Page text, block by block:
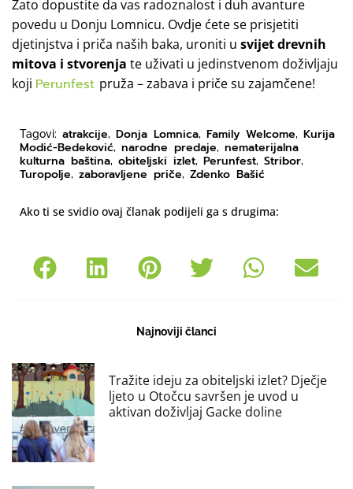
Zato dopustite da vas radoznalost i duh avanture
povedu u Donju Lomnicu. Ovdje ćete se prisjetiti
djetinjstva i priča naših baka, uroniti u svijet drevnih
mitova i stvorenja te uživati u jedinstvenom doživljaju
koji Perunfest pruža – zabava i priče su zajamčene!
Tagovi: atrakcije, Donja Lomnica, Family Welcome, Kurija
Modić-Bedeković, narodne predaje, nematerijalna
kulturna baština, obiteljski izlet, Perunfest, Stribor,
Turopolje, zaboravljene priče, Zdenko Bašić
Ako ti se svidio ovaj članak podijeli ga s drugima:
Najnoviji članci
Tražite ideju za obiteljski izlet? Dječje
ljeto u Otočcu savršen je uvod u
aktivan doživljaj Gacke doline